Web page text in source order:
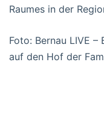
Raumes in der
Foto: Bernau LIVE
auf den Hof der